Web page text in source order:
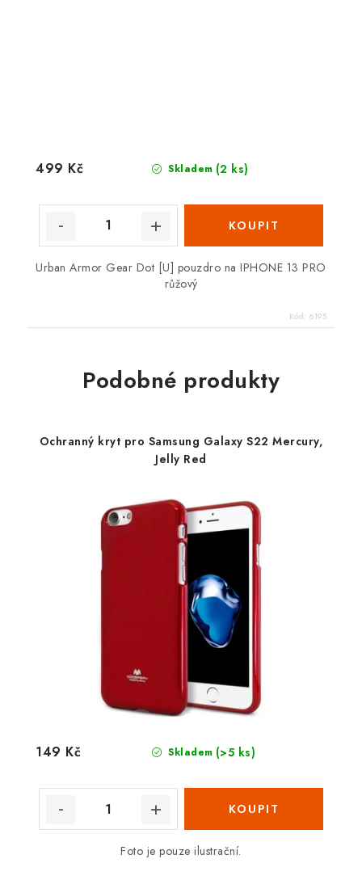
Skladem (2 ks)
499 Kč
Urban Armor Gear Dot [U] pouzdro na IPHONE 13 PRO
růžový
Kód: 6195
Podobné produkty
Ochranný kryt pro Samsung Galaxy S22 Mercury,
Jelly Red
Skladem (>5 ks)
149 Kč
Foto je pouze ilustrační.